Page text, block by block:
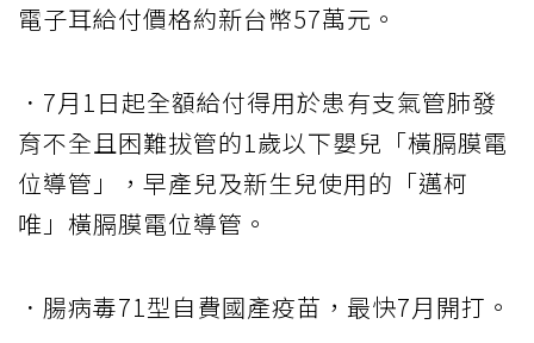
電子耳給付價格約新台幣57萬元。
．7月1日起全額給付得用於患有支氣管肺發
育不全且困難拔管的1歲以下嬰兒「橫膈膜電
位導管」，早產兒及新生兒使用的「邁柯
唯」橫膈膜電位導管。
．腸病毒71型自費國產疫苗，最快7月開打。